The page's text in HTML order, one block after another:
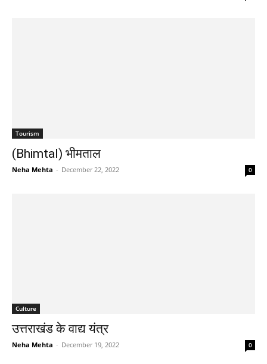
Tourism
(Bhimtal) भीमताल
Neha Mehta - December 22, 2022 0
Culture
उत्तराखंड के वाद्य यंत्र
Neha Mehta - December 19, 2022 0